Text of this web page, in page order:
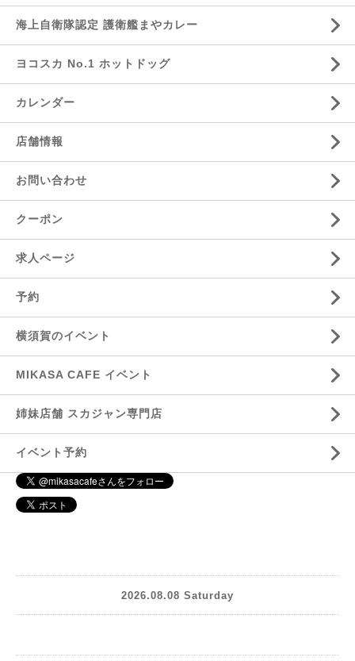
海上自衛隊認定 護衛艦まやカレー
ヨコスカ No.1 ホットドッグ
カレンダー
店舗情報
お問い合わせ
クーポン
求人ページ
予約
横須賀のイベント
MIKASA CAFE イベント
姉妹店舗 スカジャン専門店
イベント予約
2026.08.08 Saturday